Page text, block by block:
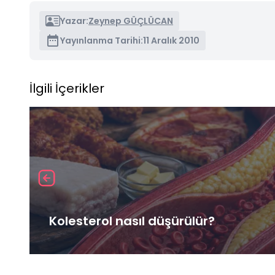
Yazar:Zeynep GÜÇLÜCAN
Yayınlanma Tarihi:11 Aralık 2010
İlgili İçerikler
Kolesterol nasıl düşürülür?